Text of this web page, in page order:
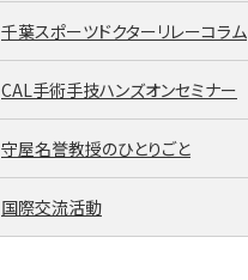
千葉スポーツドクターリレーコラム
CAL手術手技ハンズオンセミナー
守屋名誉教授のひとりごと
国際交流活動